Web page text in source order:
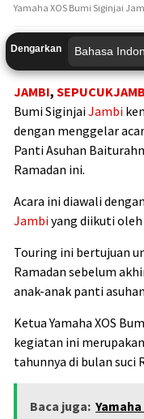
Yamaha XOS Bumi Siginjai
Dengarkan
JAMBI,
Bumi SiginjaiJambi
dengan menggelar
Panti Asuhan
Ramadan ini.
Acara ini diawali
Jambiyang diikuti
Touring ini bertujuan
Ramadan sebelum
anak-anak panti
Ketua Yamaha XOS
kegiatan ini
tahunnya di bulan suci
Baca juga: Yamaha